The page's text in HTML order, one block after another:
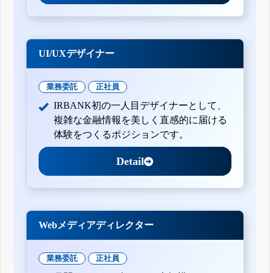
UI/UXデザイナー
業務委託 正社員
IRBANK初の一人目デザイナーとして、
複雑な金融情報を美しく直感的に届ける
体験をつくるポジションです。
Detail
Webメディアディレクター
業務委託 正社員